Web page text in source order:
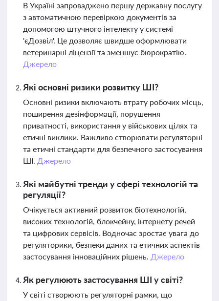
В Україні запроваджено першу державну послугу
з автоматичною перевіркою документів за
допомогою штучного інтелекту у системі
'єДозвіл'. Це дозволяє швидше оформлювати
ветеринарні ліцензії та зменшує бюрократію.
Джерело
Які основні ризики розвитку ШІ?
Основні ризики включають втрату робочих місць,
поширення дезінформації, порушення
приватності, використання у військових цілях та
етичні виклики. Важливо створювати регуляторні
та етичні стандарти для безпечного застосування
ШІ. Джерело
Які майбутні тренди у сфері технологій та
регуляції?
Очікується активний розвиток біотехнологій,
високих технологій, блокчейну, інтернету речей
та цифрових сервісів. Водночас зростає увага до
регуляторики, безпеки даних та етичних аспектів
застосування інноваційних рішень. Джерело
Як регулюють застосування ШІ у світі?
У світі створюють регуляторні рамки, що